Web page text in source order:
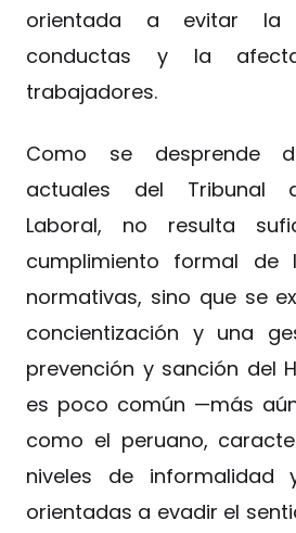
orientada a evitar la
conductas y la
trabajadores.
Como se desprende
actuales del Tribunal
Laboral, no resulta
cumplimiento formal de
normativas, sino que se
concientización y una
prevención y sanción del
es poco común —más
como el peruano,
niveles de informalidad
orientadas a evadir el